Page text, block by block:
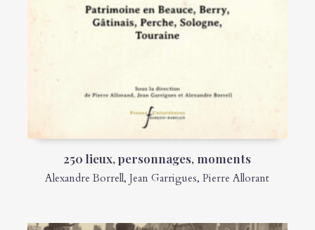
250 lieux, personnages, moments
Alexandre Borrell,Jean Garrigues,Pierre Allorant